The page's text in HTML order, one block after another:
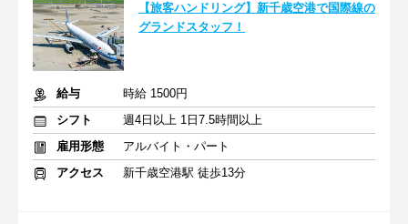
【旅客ハンドリング】新千歳空港で国際線の
グランドスタッフ！
給与
時給 1500円
シフト
週4日以上 1日7.5時間以上
雇用形態
アルバイト・パート
アクセス
新千歳空港駅 徒歩13分